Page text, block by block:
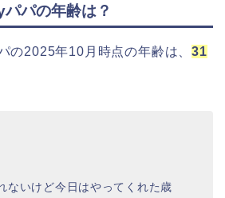
パの年齢は？
の2025年10月時点の年齢は、31
ないけど今日はやってくれた歳